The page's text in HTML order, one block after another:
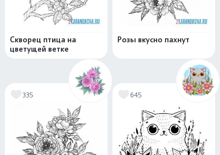
Скворец птица на
цветущей ветке
Розы вкусно пахнут
335 645